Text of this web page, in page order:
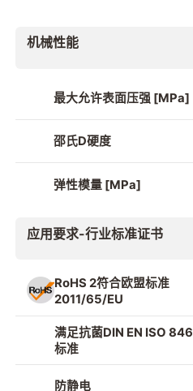
机械性能
最大允许表面压强 [MPa]
邵氏D硬度
弹性模量 [MPa]
应用要求-行业标准证书
RoHS 2符合欧盟标准
2011/65/EU
满足抗菌DIN EN ISO 846
标准
防静电